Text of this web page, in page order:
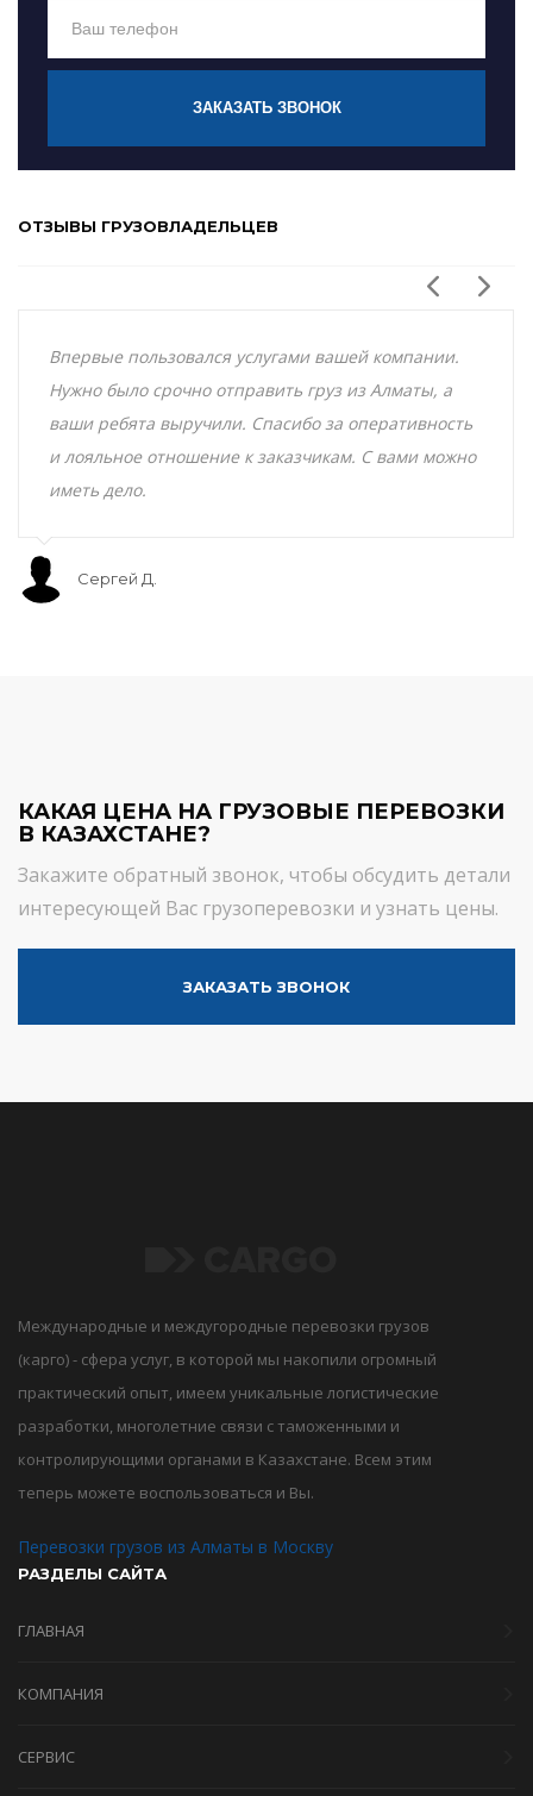
ЗАКАЗАТЬ ЗВОНОК
ОТЗЫВЫ ГРУЗОВЛАДЕЛЬЦЕВ
Впервые пользовался услугами вашей компании.
Нужно было срочно отправить груз из Алматы, а
ваши ребята выручили. Спасибо за оперативность
и лояльное отношение к заказчикам. С вами можно
иметь дело.
Сергей Д.
КАКАЯ ЦЕНА НА ГРУЗОВЫЕ ПЕРЕВОЗКИ
В КАЗАХСТАНЕ?
Закажите обратный звонок, чтобы обсудить детали
интересующей Вас грузоперевозки и узнать цены.
ЗАКАЗАТЬ ЗВОНОК
Международные и междугородные перевозки грузов
(карго) - сфера услуг, в которой мы накопили огромный
практический опыт, имеем уникальные логистические
разработки, многолетние связи с таможенными и
контролирующими органами в Казахстане. Всем этим
теперь можете воспользоваться и Вы.
Перевозки грузов из Алматы в Москву
РАЗДЕЛЫ САЙТА
ГЛАВНАЯ
КОМПАНИЯ
СЕРВИС